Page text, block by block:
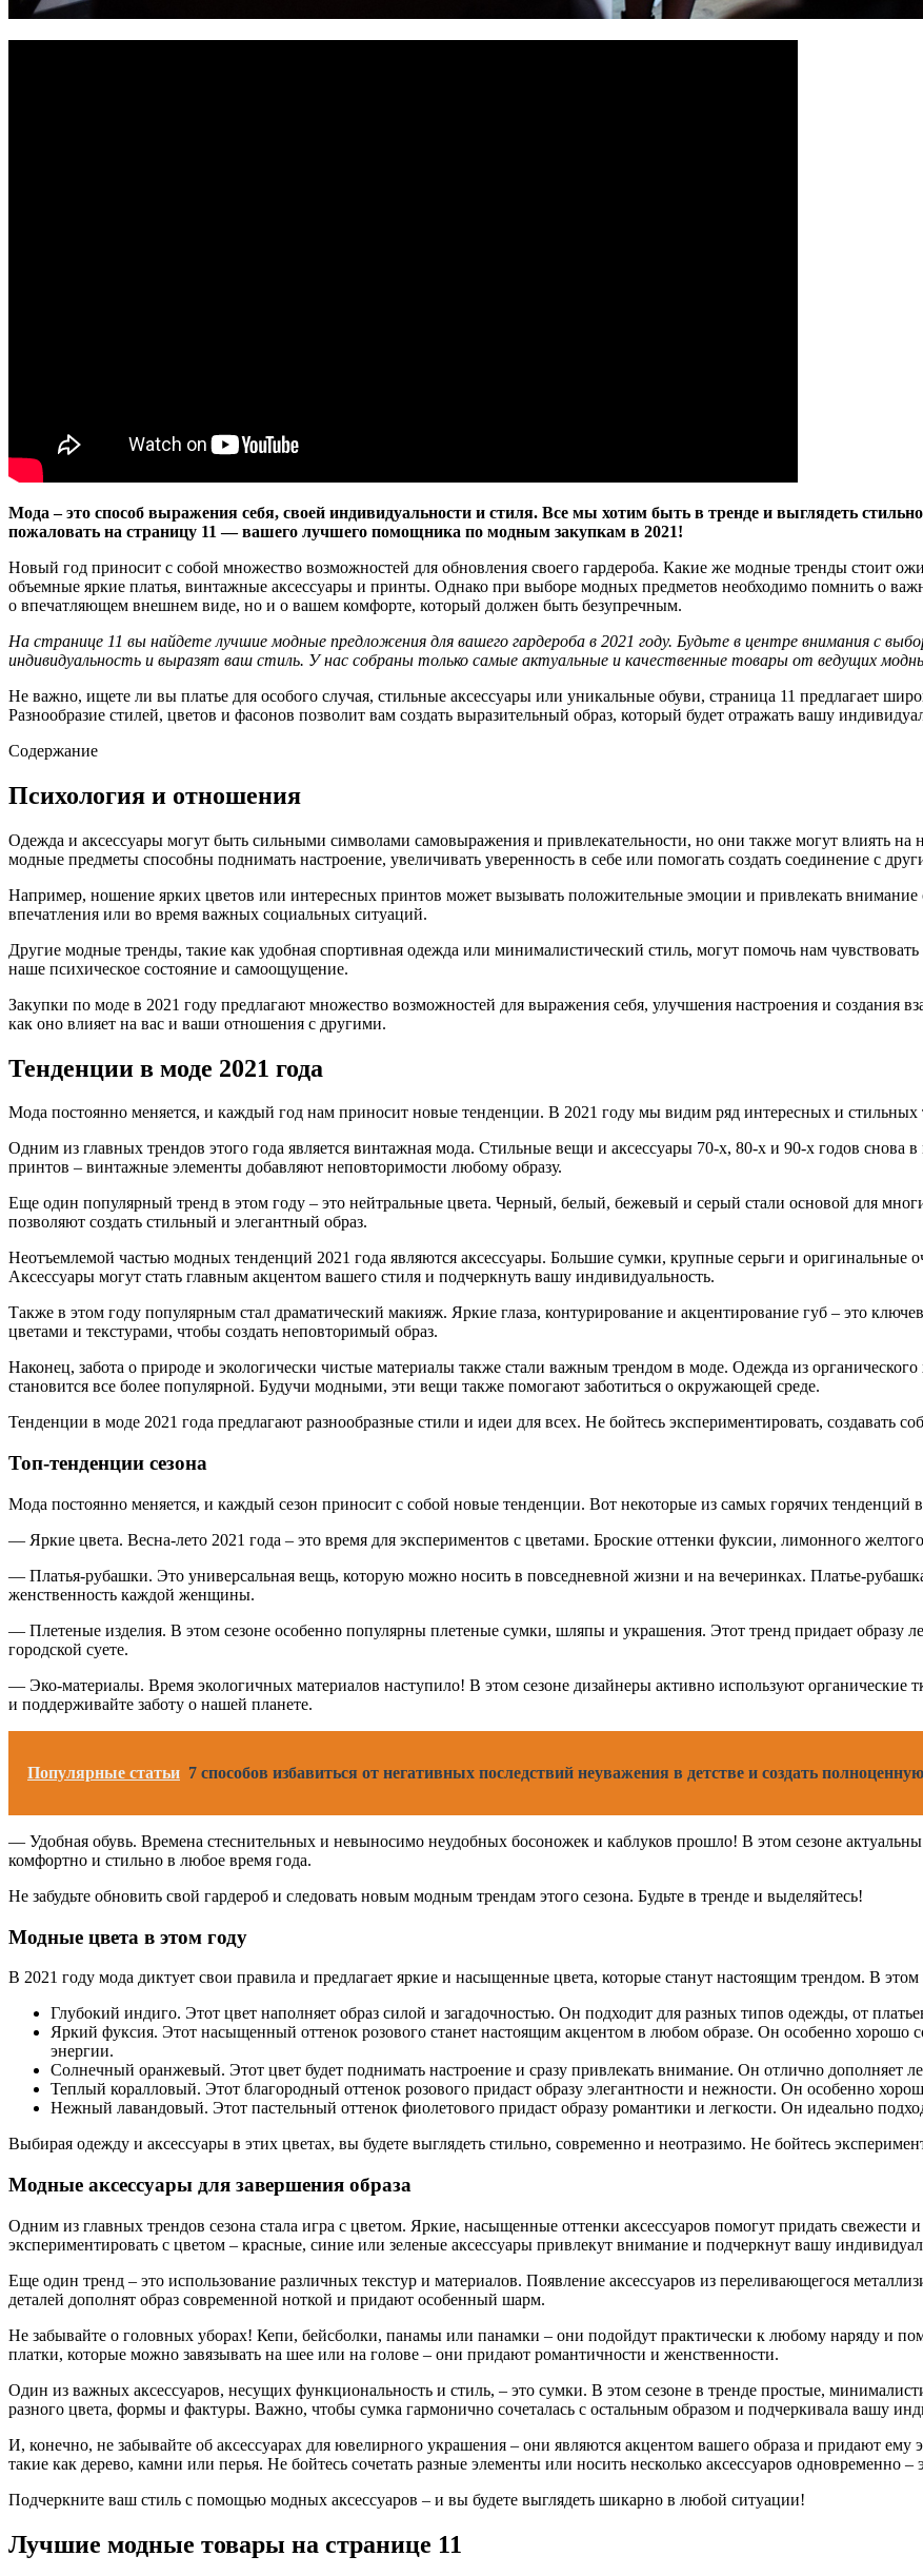
Мода – это способ выражения себя, своей индивидуальности и стиля. Все мы хотим быть в тренде и выглядеть
пожаловать на страницу 11 — вашего лучшего помощника по модным закупкам в 2021!
Новый год приносит с собой множество возможностей для обновления своего гардероба. Какие же модные тренды стоит
объемные яркие платья, винтажные аксессуары и принты. Однако при выборе модных предметов необходимо помнить о
о впечатляющем внешнем виде, но и о вашем комфорте, который должен быть безупречным.
На странице 11 вы найдете лучшие модные предложения для вашего гардероба в 2021 году. Будьте в центре внимания с
индивидуальность и выразят ваш стиль. У нас собраны только самые актуальные и качественные товары от ведущих
Не важно, ищете ли вы платье для особого случая, стильные аксессуары или уникальные обуви, страница 11 предлагает
Разнообразие стилей, цветов и фасонов позволит вам создать выразительный образ, который будет отражать вашу
Содержание
Психология и отношения
Одежда и аксессуары могут быть сильными символами самовыражения и привлекательности, но они также могут влиять
модные предметы способны поднимать настроение, увеличивать уверенность в себе или помогать создать соединение с
Например, ношение ярких цветов или интересных принтов может вызывать положительные эмоции и привлекать
впечатления или во время важных социальных ситуаций.
Другие модные тренды, такие как удобная спортивная одежда или минималистический стиль, могут помочь нам
наше психическое состояние и самоощущение.
Закупки по моде в 2021 году предлагают множество возможностей для выражения себя, улучшения настроения и создания
как оно влияет на вас и ваши отношения с другими.
Тенденции в моде 2021 года
Мода постоянно меняется, и каждый год нам приносит новые тенденции. В 2021 году мы видим ряд интересных и стильных
Одним из главных трендов этого года является винтажная мода. Стильные вещи и аксессуары 70-х, 80-х и 90-х годов
принтов – винтажные элементы добавляют неповторимости любому образу.
Еще один популярный тренд в этом году – это нейтральные цвета. Черный, белый, бежевый и серый стали основой для
позволяют создать стильный и элегантный образ.
Неотъемлемой частью модных тенденций 2021 года являются аксессуары. Большие сумки, крупные серьги и оригинальные
Аксессуары могут стать главным акцентом вашего стиля и подчеркнуть вашу индивидуальность.
Также в этом году популярным стал драматический макияж. Яркие глаза, контурирование и акцентирование губ – это
цветами и текстурами, чтобы создать неповторимый образ.
Наконец, забота о природе и экологически чистые материалы также стали важным трендом в моде. Одежда из
становится все более популярной. Будучи модными, эти вещи также помогают заботиться о окружающей среде.
Тенденции в моде 2021 года предлагают разнообразные стили и идеи для всех. Не бойтесь экспериментировать, создавать
Топ-тенденции сезона
Мода постоянно меняется, и каждый сезон приносит с собой новые тенденции. Вот некоторые из самых горячих тенденций в
— Яркие цвета. Весна-лето 2021 года – это время для экспериментов с цветами. Броские оттенки фуксии, лимонного
— Платья-рубашки. Это универсальная вещь, которую можно носить в повседневной жизни и на вечеринках. Платье-рубашка
женственность каждой женщины.
— Плетеные изделия. В этом сезоне особенно популярны плетеные сумки, шляпы и украшения. Этот тренд придает образу
городской суете.
— Эко-материалы. Время экологичных материалов наступило! В этом сезоне дизайнеры активно используют органические
и поддерживайте заботу о нашей планете.
Популярные статьи 7 способов избавиться от негативных последствий неуважения в детстве и создать
— Удобная обувь. Времена стеснительных и невыносимо неудобных босоножек и каблуков прошло! В этом сезоне
комфортно и стильно в любое время года.
Не забудьте обновить свой гардероб и следовать новым модным трендам этого сезона. Будьте в тренде и выделяйтесь!
Модные цвета в этом году
В 2021 году мода диктует свои правила и предлагает яркие и насыщенные цвета, которые станут настоящим трендом. В
Глубокий индиго. Этот цвет наполняет образ силой и загадочностью. Он подходит для разных типов одежды, от
Яркий фуксия. Этот насыщенный оттенок розового станет настоящим акцентом в любом образе. Он особенно хорошо
энергии.
Солнечный оранжевый. Этот цвет будет поднимать настроение и сразу привлекать внимание. Он отлично дополняет
Теплый коралловый. Этот благородный оттенок розового придаст образу элегантности и нежности. Он особенно
Нежный лавандовый. Этот пастельный оттенок фиолетового придаст образу романтики и легкости. Он идеально
Выбирая одежду и аксессуары в этих цветах, вы будете выглядеть стильно, современно и неотразимо. Не бойтесь
Модные аксессуары для завершения образа
Одним из главных трендов сезона стала игра с цветом. Яркие, насыщенные оттенки аксессуаров помогут придать свежести
экспериментировать с цветом – красные, синие или зеленые аксессуары привлекут внимание и подчеркнут вашу
Еще один тренд – это использование различных текстур и материалов. Появление аксессуаров из переливающегося
деталей дополнят образ современной ноткой и придают особенный шарм.
Не забывайте о головных уборах! Кепи, бейсболки, панамы или панамки – они подойдут практически к любому наряду и
платки, которые можно завязывать на шее или на голове – они придают романтичности и женственности.
Один из важных аксессуаров, несущих функциональность и стиль, – это сумки. В этом сезоне в тренде простые,
разного цвета, формы и фактуры. Важно, чтобы сумка гармонично сочеталась с остальным образом и подчеркивала вашу
И, конечно, не забывайте об аксессуарах для ювелирного украшения – они являются акцентом вашего образа и придают ему
такие как дерево, камни или перья. Не бойтесь сочетать разные элементы или носить несколько аксессуаров одновременно
Подчеркните ваш стиль с помощью модных аксессуаров – и вы будете выглядеть шикарно в любой ситуации!
Лучшие модные товары на странице 11